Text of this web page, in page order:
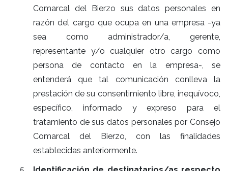
Comarcal del Bierzo sus datos personales en
razón del cargo que ocupa en una empresa -ya
sea como administrador/a, gerente,
representante y/o cualquier otro cargo como
persona de contacto en la empresa-, se
entenderá que tal comunicación conlleva la
prestación de su consentimiento libre, inequívoco,
específico, informado y expreso para el
tratamiento de sus datos personales por Consejo
Comarcal del Bierzo, con las finalidades
establecidas anteriormente.